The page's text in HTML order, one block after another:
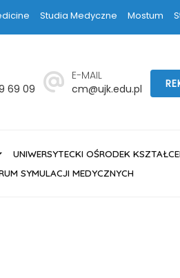
Studia Medyczne Mostum
69 09
E-MAIL
cm@ujk.edu.pl
UNIWERSYTECKI OŚRODEK
SYMULACJI MEDYCZNYCH